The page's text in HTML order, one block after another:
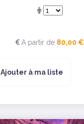
A partir de 80,00 €
Ajouter à ma liste